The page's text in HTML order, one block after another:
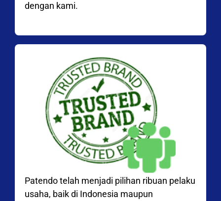
dengan kami.
Patendo telah menjadi pilihan ribuan pelaku
usaha, baik di Indonesia maupun